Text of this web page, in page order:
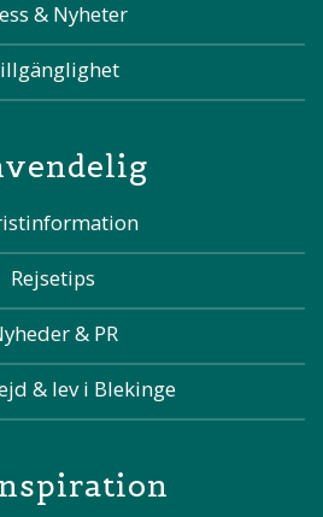
& Nyheter
Rejsetips
& PR
& lev i Blekinge